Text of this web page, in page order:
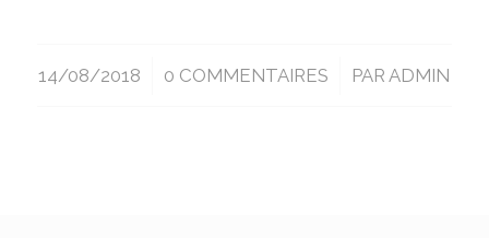
14/08/2018
/ 0 COMMENTAIRES
/ PARADMIN